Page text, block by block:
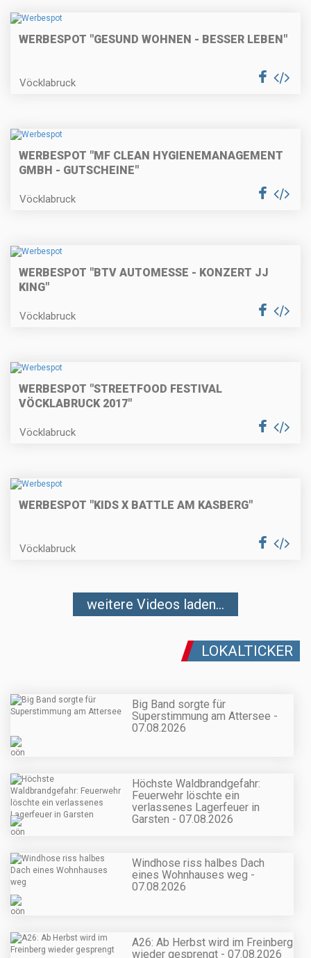
WERBESPOT "GESUND WOHNEN - BESSER LEBEN"
Vöcklabruck
WERBESPOT "MF CLEAN HYGIENEMANAGEMENT
GMBH - GUTSCHEINE"
Vöcklabruck
WERBESPOT "BTV AUTOMESSE - KONZERT JJ
KING"
Vöcklabruck
WERBESPOT "STREETFOOD FESTIVAL
VÖCKLABRUCK 2017"
Vöcklabruck
WERBESPOT "KIDS X BATTLE AM KASBERG"
Vöcklabruck
weitere Videos laden...
LOKALTICKER
Big Band sorgte für
Superstimmung am Attersee -
07.08.2026
Höchste Waldbrandgefahr:
Feuerwehr löschte ein
verlassenes Lagerfeuer in
Garsten - 07.08.2026
Windhose riss halbes Dach
eines Wohnhauses weg -
07.08.2026
A26: Ab Herbst wird im Freinberg
wieder gesprengt - 07.08.2026